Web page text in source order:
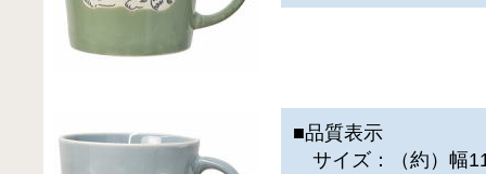
■品質表示
サイズ：（約）幅